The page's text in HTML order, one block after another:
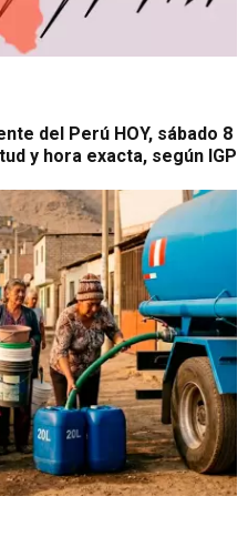
del Perú HOY, sábado 8
y hora exacta, según IGP